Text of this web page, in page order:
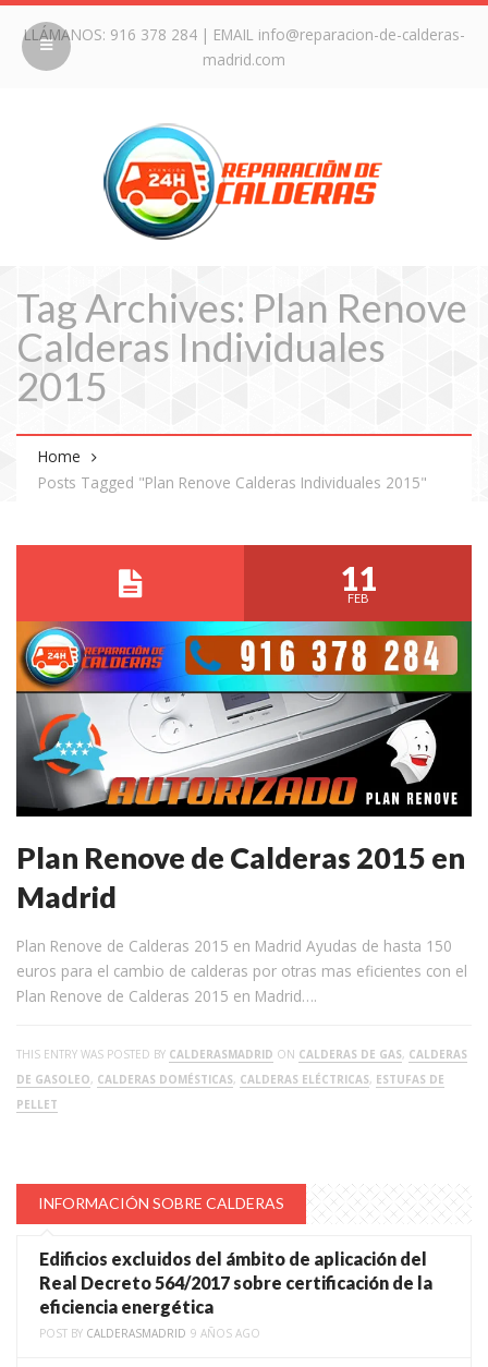
LLÁMANOS: 916 378 284| EMAIL info@reparacion-de-calderas-
madrid.com
Tag Archives: Plan Renove
Calderas Individuales
2015
Home
Posts Tagged "Plan Renove Calderas Individuales 2015"
11
FEB
Plan Renove de Calderas 2015 en
Madrid
Plan Renove de Calderas 2015 en Madrid Ayudas de hasta 150
euros para el cambio de calderas por otras mas eficientes con el
Plan Renove de Calderas 2015 en Madrid….
THIS ENTRY WAS POSTED BY CALDERASMADRID ON CALDERAS DE GAS, CALDERAS
DE GASOLEO, CALDERAS DOMÉSTICAS, CALDERAS ELÉCTRICAS, ESTUFAS DE
PELLET
INFORMACIÓN SOBRE CALDERAS
Edificios excluidos del ámbito de aplicación del
Real Decreto 564/2017 sobre certificación de la
eficiencia energética
POST BY CALDERASMADRID 9 AÑOS AGO